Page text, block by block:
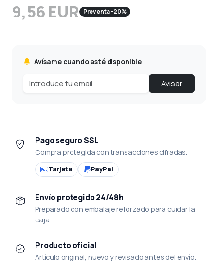
9,56 EUR Preventa -20%
Avísame cuando esté disponible
Avisar
Pago seguro SSL
Compra protegida con transacciones cifradas.
Tarjeta PayPal
Envío protegido 24/48h
Preparado con embalaje reforzado para cuidar la
caja.
Producto oficial
Artículo original, nuevo y revisado antes del envío.